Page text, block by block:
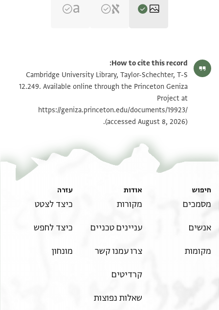
T-S 12.249 1v הגדל וסובב
תנאי היתר שימוש בתצלום
How to cite this record:
Cambridge University Library, Taylor-Schechter, T-S
12.249. Available online through the Princeton Geniza
Project at
https://geniza.princeton.edu/documents/19923/
(accessed August 8, 2026).
חיפוש
מסמכים
אנשים
מקומות
אודות
מקורות
עניינים טכניים
צרו עמנו קשר
קרדיטים
שאלות נפוצות
עזרה
כיצד לצטט
כיצד לחפש
מונחון